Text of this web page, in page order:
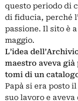
questo periodo di
di fiducia, perché
passione. Il sito è
maggio.
L’idea
maestro aveva
tomi di un
Papà si era posto
suo lavoro e